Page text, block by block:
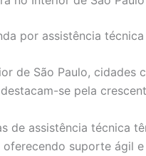
por assistência
de São Paulo, cidades
destacam-se pela
de assistência técnica
oferecendo suporte ágil